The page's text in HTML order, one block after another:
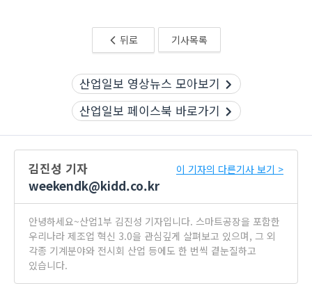
뒤로 기사목록
산업일보 영상뉴스 모아보기
산업일보 페이스북 바로가기
김진성 기자
weekendk@kidd.co.kr
이 기자의 다른기사 보기 >
안녕하세요~산업1부 김진성 기자입니다. 스마트공장을 포함한
우리나라 제조업 혁신 3.0을 관심깊게 살펴보고 있으며, 그 외
각종 기계분야와 전시회 산업 등에도 한 번씩 곁눈질하고
있습니다.